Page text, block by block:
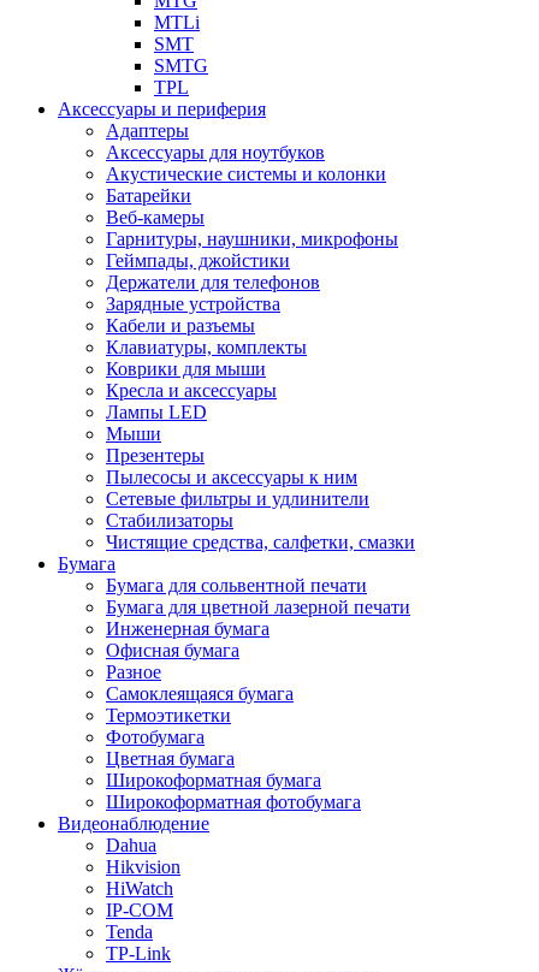
MTLi
SMT
SMTG
TPL
Аксессуары и периферия
Адаптеры
Аксессуары для ноутбуков
Акустические системы и колонки
Батарейки
Веб-камеры
Гарнитуры, наушники, микрофоны
Геймпады, джойстики
Держатели для телефонов
Зарядные устройства
Кабели и разъемы
Клавиатуры, комплекты
Коврики для мыши
Кресла и аксессуары
Лампы LED
Мыши
Презентеры
Пылесосы и аксессуары к ним
Сетевые фильтры и удлинители
Стабилизаторы
Чистящие средства, салфетки, смазки
Бумага
Бумага для сольвентной печати
Бумага для цветной лазерной печати
Инженерная бумага
Офисная бумага
Разное
Самоклеящаяся бумага
Термоэтикетки
Фотобумага
Цветная бумага
Широкоформатная бумага
Широкоформатная фотобумага
Видеонаблюдение
Dahua
Hikvision
HiWatch
IP-COM
Tenda
TP-Link